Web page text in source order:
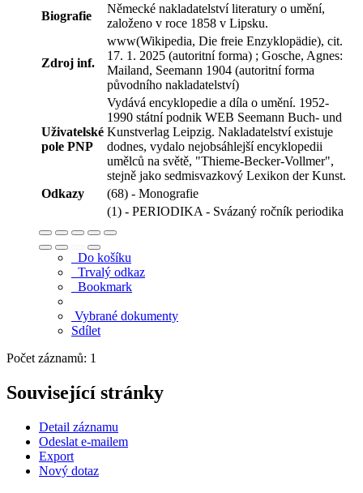
Biografie
Německé nakladatelství literatury o umění,
založeno v roce 1858 v Lipsku.
Zdroj inf.
www(Wikipedia, Die freie Enzyklopädie), cit.
17. 1. 2025 (autoritní forma) ; Gosche, Agnes:
Mailand, Seemann 1904 (autoritní forma
původního nakladatelství)
Uživatelské
pole PNP
Vydává encyklopedie a díla o umění. 1952-
1990 státní podnik WEB Seemann Buch- und
Kunstverlag Leipzig. Nakladatelství existuje
dodnes, vydalo nejobsáhlejší encyklopedii
umělců na světě, "Thieme-Becker-Vollmer",
stejně jako sedmisvazkový Lexikon der Kunst.
Odkazy
(68) - Monografie
(1) - PERIODIKA - Svázaný ročník periodika
Do košíku
Trvalý odkaz
Bookmark
Vybrané dokumenty
Sdílet
Počet záznamů: 1
Související stránky
Detail záznamu
Odeslat e-mailem
Export
Nový dotaz